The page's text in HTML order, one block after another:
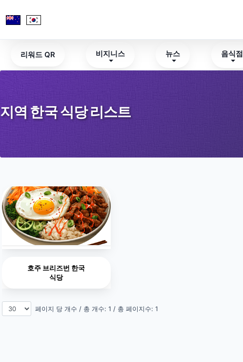
리워드 QR 비지니스 뉴스 음식점
지역 한국 식당 리스트
호주 브리즈번 한국
식당
페이지 당 개수 / 총 개수: 1 / 총 페이지수: 1